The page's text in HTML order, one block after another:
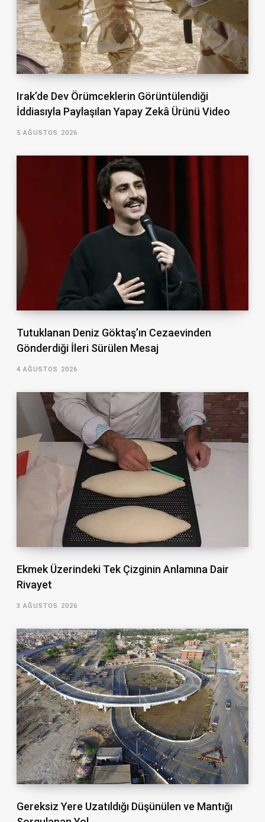
Irak’de Dev Örümceklerin Görüntülendiği
İddiasıyla Paylaşılan Yapay Zekâ Ürünü Video
5 AĞUSTOS 2026
Tutuklanan Deniz Göktaş’ın Cezaevinden
Gönderdiği İleri Sürülen Mesaj
4 AĞUSTOS 2026
Ekmek Üzerindeki Tek Çizginin Anlamına Dair
Rivayet
3 AĞUSTOS 2026
Gereksiz Yere Uzatıldığı Düşünülen ve Mantığı